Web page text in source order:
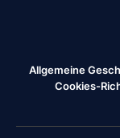
Allgemeine
Cookies-